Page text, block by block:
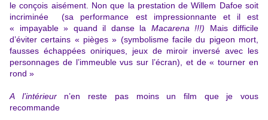
le conçois aisément. Non que la prestation de Willem Dafoe soit
incriminée (sa performance est impressionnante et il est
« impayable » quand il danse la Macarena !!!) Mais difficile
d’éviter certains « pièges » (symbolisme facile du pigeon mort,
fausses échappées oniriques, jeux de miroir inversé avec les
personnages de l’immeuble vus sur l’écran), et de « tourner en
rond »
A l’intérieurn’en reste pas moins un film que je vous
recommande